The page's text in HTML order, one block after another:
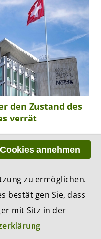
den Zustand des
verrät
nur noch Platinum
Der
Präzedenzfall – für
Assets,...
Cookies annehmen
zu ermöglichen.
bestätigen Sie, dass
mit Sitz in der